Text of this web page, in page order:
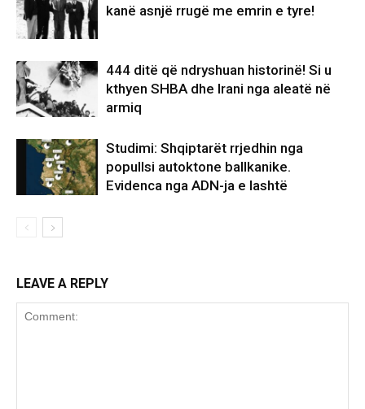
kanë asnjë rrugë me emrin e tyre!
444 ditë që ndryshuan historinë! Si u
kthyen SHBA dhe Irani nga aleatë në
armiq
Studimi: Shqiptarët rrjedhin nga
popullsi autoktone ballkanike.
Evidenca nga ADN-ja e lashtë
LEAVE A REPLY